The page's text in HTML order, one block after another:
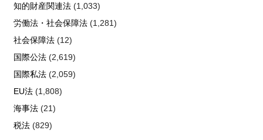
知的財産関連法(1,033)
労働法・社会保障法(1,281)
社会保障法(12)
国際公法(2,619)
国際私法(2,059)
EU法(1,808)
海事法(21)
税法(829)